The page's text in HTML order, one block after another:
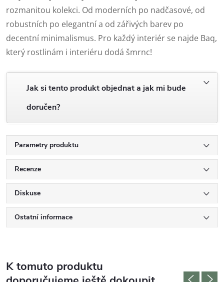
rozmanitou kolekci. Od moderních po nadčasové, od
robustních po elegantní a od zářivých barev po
decentní minimalismus. Pro každý interiér se najde Baq,
který rostlinám i interiéru dodá šmrnc!
Jak si tento produkt objednat a jak mi bude
doručen?
Parametry produktu
Recenze
Diskuse
Ostatní informace
K tomuto produktu